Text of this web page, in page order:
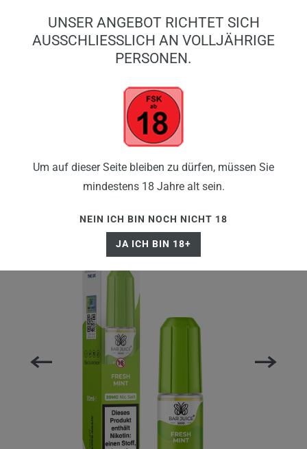
0
0,00 EUR
UNSER ANGEBOT RICHTET SICH
AUSSCHLIESSLICH AN VOLLJÄHRIGE P
ERSONEN.
Um auf dieser Seite bleiben zu dürfen, müssen Sie
mindestens 18 Jahre alt sein.
NEIN ICH BIN NOCH NICHT 18
JA ICH BIN 18+